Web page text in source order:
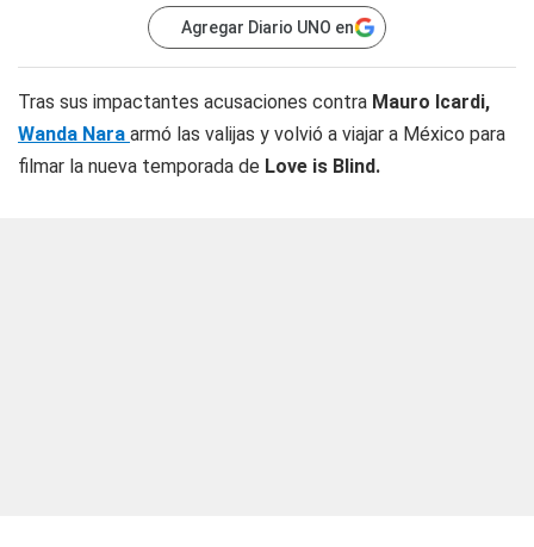
Agregar Diario UNO en
Tras sus impactantes acusaciones contra Mauro Icardi,
Wanda Nara armó las valijas y volvió a viajar a México para
filmar la nueva temporada de Love is Blind.